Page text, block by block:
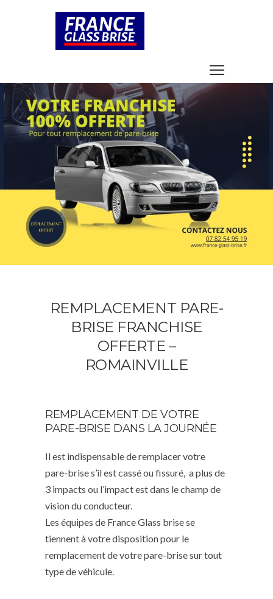
REMPLACEMENT PARE-
BRISE FRANCHISE
OFFERTE –
ROMAINVILLE
REMPLACEMENT DE VOTRE
PARE-BRISE DANS LA JOURNÉE
Il est indispensable de remplacer votre
pare-brise s’il est cassé ou fissuré, a plus de
3 impacts ou l’impact est dans le champ de
vision du conducteur.
Les équipes de France Glass brise se
tiennent à votre disposition pour le
remplacement de votre pare-brise sur tout
type de véhicule.